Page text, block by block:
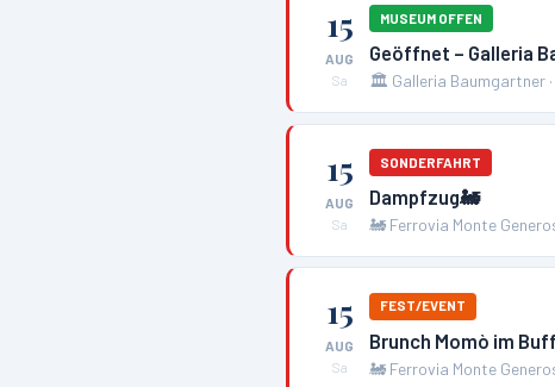
15
AUG
Sa
MUSEUM OFFEN
Geöffnet – Galleria
🏛️ Galleria Baumgartner ·
15
AUG
Sa
SONDERFAHRT
Dampfzug🚂
🚂 Ferrovia Monte
15
AUG
Sa
FEST/EVENT
Brunch Momò im
🚂 Ferrovia Monte